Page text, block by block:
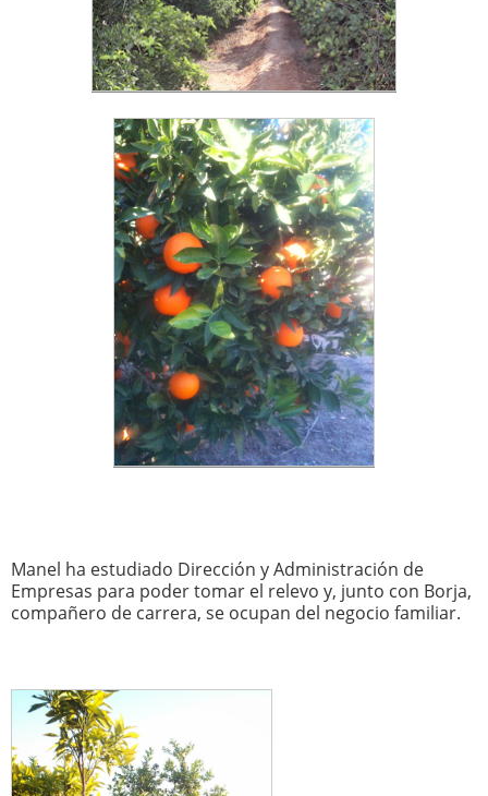
Manel ha estudiado Dirección y Administración de
Empresas para poder tomar el relevo y, junto con Borja,
compañero de carrera, se ocupan del negocio familiar.